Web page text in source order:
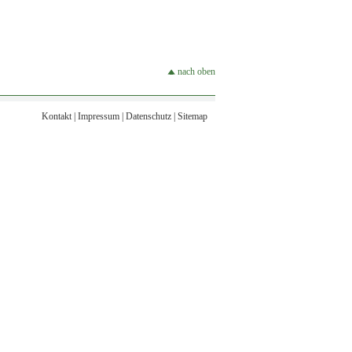
nach oben
Kontakt| Impressum| Datenschutz| Sitemap